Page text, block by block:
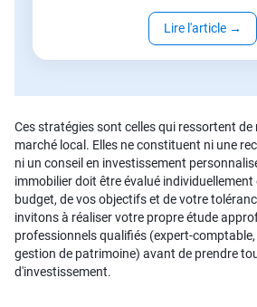
Lire l'article →
Ces stratégies sont celles qui ressortent de
marché local. Elles ne constituent ni une
ni un conseil en investissement
immobilier doit être évalué
budget, de vos objectifs et de votre
invitons à réaliser votre propre étude
professionnels qualifiés (expert-
gestion de patrimoine) avant de prendre
d'investissement.